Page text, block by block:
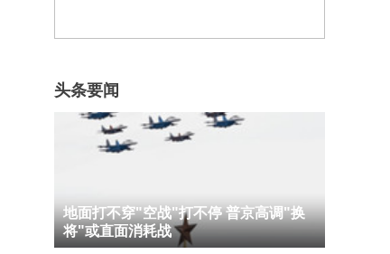
头条要闻
地面打不穿"空战"打不停 普京高调"换
将"或直面消耗战